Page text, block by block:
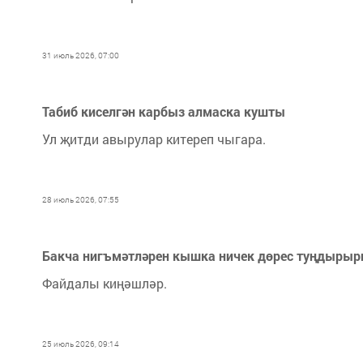
31 июль 2026, 07:00
Табиб киселгән карбыз алмаска кушты
Ул җитди авырулар китереп чыгара.
28 июль 2026, 07:55
Бакча нигъмәтләрен кышка ничек дөрес
Файдалы киңәшләр.
25 июль 2026, 09:14